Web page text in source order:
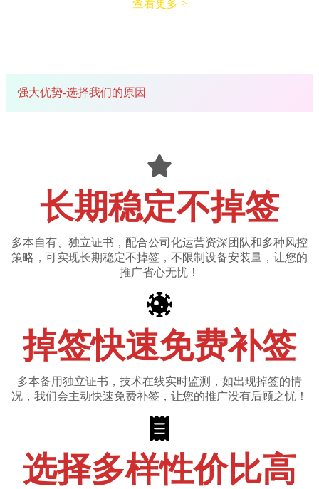
查看更多 >
强大优势-选择我们的原因
长期稳定不掉签
多本自有、独立证书，配合公司化运营资深团队和多种风控
策略，可实现长期稳定不掉签，不限制设备安装量，让您的
推广省心无忧！
掉签快速免费补签
多本备用独立证书，技术在线实时监测，如出现掉签的情
况，我们会主动快速免费补签，让您的推广没有后顾之忧！
选择多样性价比高